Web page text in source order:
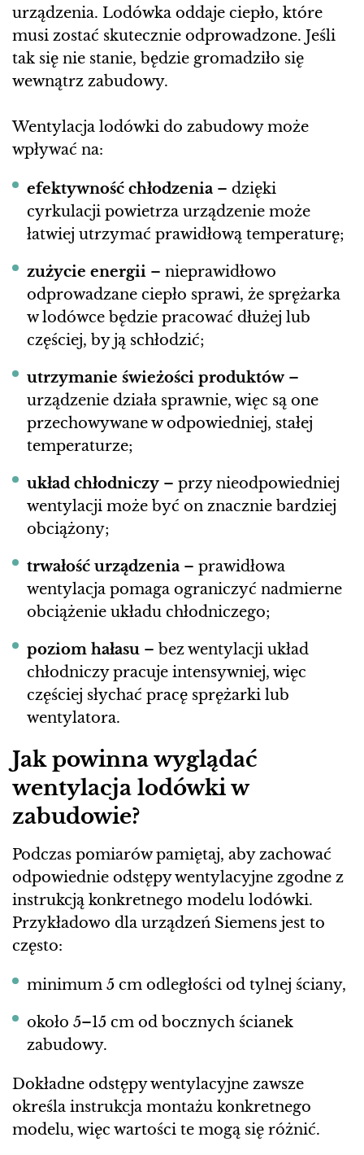
urządzenia. Lodówka oddaje ciepło, które
musi zostać skutecznie odprowadzone. Jeśli
tak się nie stanie, będzie gromadziło się
wewnątrz zabudowy.
Wentylacja lodówki do zabudowy może
wpływać na:
efektywność chłodzenia – dzięki
cyrkulacji powietrza urządzenie może
łatwiej utrzymać prawidłową temperaturę;
zużycie energii – nieprawidłowo
odprowadzane ciepło sprawi, że sprężarka
w lodówce będzie pracować dłużej lub
częściej, by ją schłodzić;
utrzymanie świeżości produktów –
urządzenie działa sprawnie, więc są one
przechowywane w odpowiedniej, stałej
temperaturze;
układ chłodniczy – przy nieodpowiedniej
wentylacji może być on znacznie bardziej
obciążony;
trwałość urządzenia – prawidłowa
wentylacja pomaga ograniczyć nadmierne
obciążenie układu chłodniczego;
poziom hałasu – bez wentylacji układ
chłodniczy pracuje intensywniej, więc
częściej słychać pracę sprężarki lub
wentylatora.
Jak powinna wyglądać
wentylacja lodówki w
zabudowie?
Podczas pomiarów pamiętaj, aby zachować
odpowiednie odstępy wentylacyjne zgodne z
instrukcją konkretnego modelu lodówki.
Przykładowo dla urządzeń Siemens jest to
często:
minimum 5 cm odległości od tylnej ściany,
około 5–15 cm od bocznych ścianek
zabudowy.
Dokładne odstępy wentylacyjne zawsze
określa instrukcja montażu konkretnego
modelu, więc wartości te mogą się różnić.